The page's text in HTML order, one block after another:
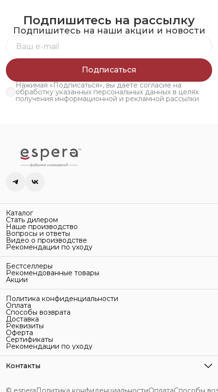
Подпишитесь на рассылку
Подпишитесь на наши акции и новости
Подписаться
Нажимая «Подписаться», вы даете согласие на
обработку указанных персональных данных в целях
получения информационной и рекламной рассылки
Каталог
Стать дилером
Наше производство
Вопросы и ответы
Видео о производстве
Рекомендации по уходу
Бестселлеры
Рекомендованные товары
Акции
Политика конфиденциальности
Оплата
Способы возврата
Доставка
Реквизиты
Оферта
Сертификаты
Рекомендации по уходу
Контакты